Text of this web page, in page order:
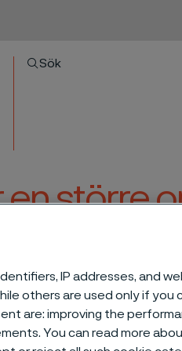
Sök
en större
IP addresses, and
others are used only if you
are: improving the
You can read more